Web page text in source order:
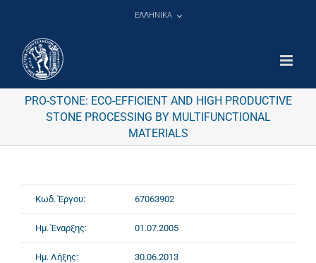
ΕΛΛΗΝΙΚΑ
PRO-STONE: ECO-EFFICIENT AND HIGH PRODUCTIVE
STONE PROCESSING BY MULTIFUNCTIONAL
MATERIALS
Κωδ. Έργου: 67063902
Ημ. Έναρξης: 01.07.2005
Ημ. Λήξης: 30.06.2013